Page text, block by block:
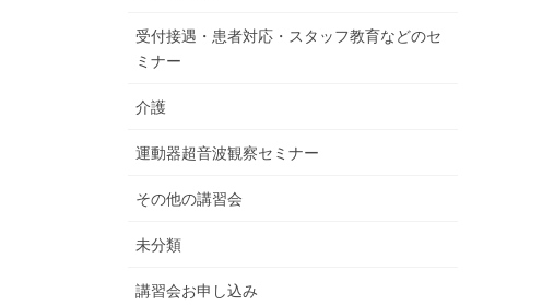
受付接遇・患者対応・スタッフ教育などのセ
ミナー
介護
運動器超音波観察セミナー
その他の講習会
未分類
講習会お申し込み